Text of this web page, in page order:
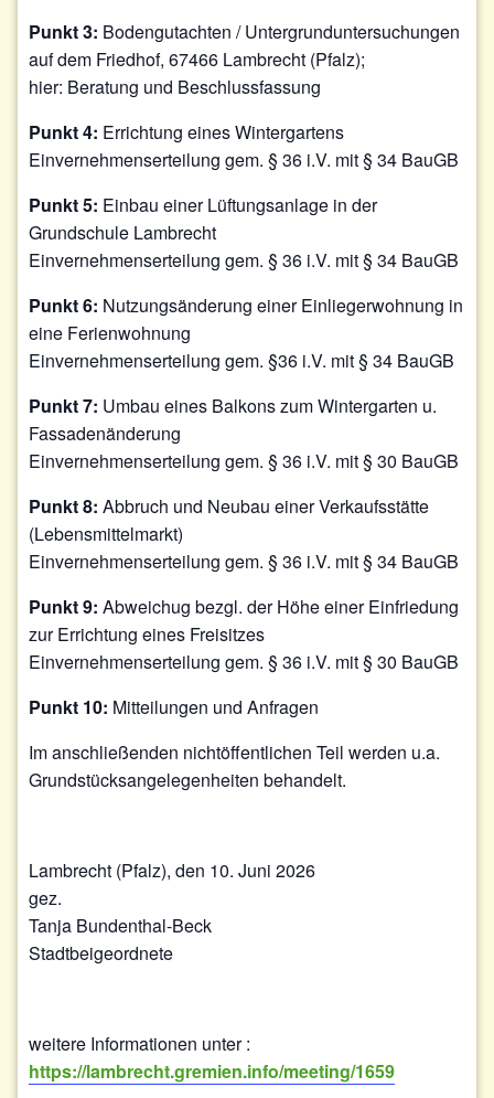
Punkt 3: Bodengutachten / Untergrunduntersuchungen
auf dem Friedhof, 67466 Lambrecht (Pfalz);
hier: Beratung und Beschlussfassung
Punkt 4: Errichtung eines Wintergartens
Einvernehmenserteilung gem. § 36 i.V. mit § 34 BauGB
Punkt 5: Einbau einer Lüftungsanlage in der
Grundschule Lambrecht
Einvernehmenserteilung gem. § 36 i.V. mit § 34 BauGB
Punkt 6: Nutzungsänderung einer Einliegerwohnung in
eine Ferienwohnung
Einvernehmenserteilung gem. §36 i.V. mit § 34 BauGB
Punkt 7: Umbau eines Balkons zum Wintergarten u.
Fassadenänderung
Einvernehmenserteilung gem. § 36 i.V. mit § 30 BauGB
Punkt 8: Abbruch und Neubau einer Verkaufsstätte
(Lebensmittelmarkt)
Einvernehmenserteilung gem. § 36 i.V. mit § 34 BauGB
Punkt 9: Abweichug bezgl. der Höhe einer Einfriedung
zur Errichtung eines Freisitzes
Einvernehmenserteilung gem. § 36 i.V. mit § 30 BauGB
Punkt 10: Mitteilungen und Anfragen
Im anschließenden nichtöffentlichen Teil werden u.a.
Grundstücksangelegenheiten behandelt.
Lambrecht (Pfalz), den 10. Juni 2026
gez.
Tanja Bundenthal-Beck
Stadtbeigeordnete
weitere Informationen unter :
https://lambrecht.gremien.info/meeting/1659